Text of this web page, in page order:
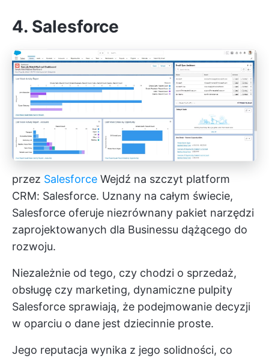
4. Salesforce
przez Salesforce Wejdź na szczyt platform
CRM: Salesforce. Uznany na całym świecie,
Salesforce oferuje niezrównany pakiet narzędzi
zaprojektowanych dla Businessu dążącego do
rozwoju.
Niezależnie od tego, czy chodzi o sprzedaż,
obsługę czy marketing, dynamiczne pulpity
Salesforce sprawiają, że podejmowanie decyzji
w oparciu o dane jest dziecinnie proste.
Jego reputacja wynika z jego solidności, co